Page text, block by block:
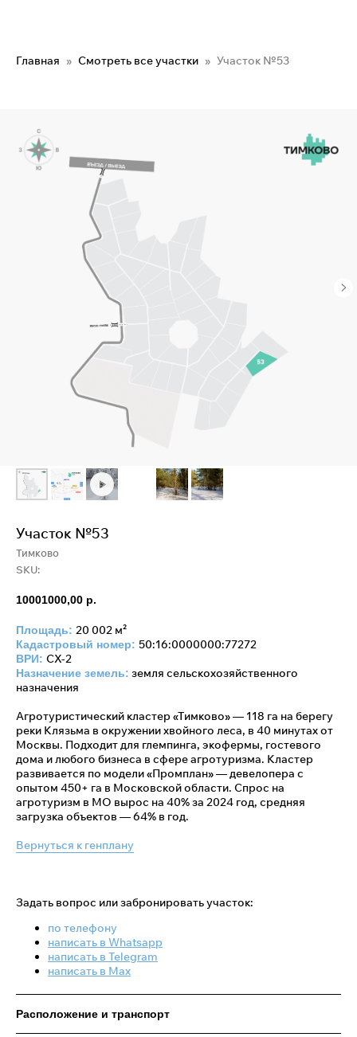
Главная Смотреть все участки Участок №53
Участок №53
Тимково
SKU:
10001000,00 р.
Площадь: 20 002 м²
Кадастровый номер: 50:16:0000000:77272
ВРИ: СХ-2
Назначение земель: земля сельскохозяйственного
назначения
Агротуристический кластер «Тимково» — 118 га на берегу
реки Клязьма в окружении хвойного леса, в 40 минутах от
Москвы. Подходит для глемпинга, экофермы, гостевого
дома и любого бизнеса в сфере агротуризма. Кластер
развивается по модели «Промплан» — девелопера с
опытом 450+ га в Московской области. Спрос на
агротуризм в МО вырос на 40% за 2024 год, средняя
загрузка объектов — 64% в год.
Вернуться к генплану
Задать вопрос или забронировать участок:
по телефону
написать в Whatsapp
написать в Telegram
написать в Max
Расположение и транспорт